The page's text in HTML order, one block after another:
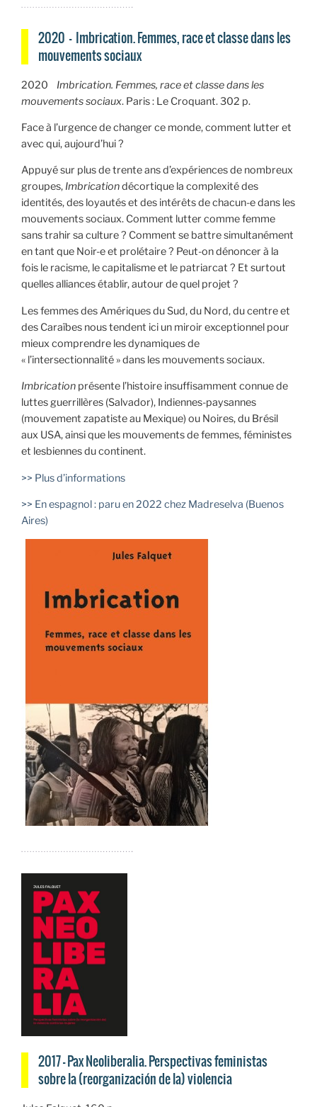
2020 — Imbrication. Femmes, race et classe dans les
mouvements sociaux
2020 Imbrication. Femmes, race et classe dans les
mouvements sociaux. Paris : Le Croquant. 302 p.
Face à l’urgence de changer ce monde, comment lutter et
avec qui, aujourd’hui ?
Appuyé sur plus de trente ans d’expériences de nombreux
groupes, Imbricationdécortique la complexité des
identités, des loyautés et des intérêts de chacun-e dans les
mouvements sociaux. Comment lutter comme femme
sans trahir sa culture ? Comment se battre simultanément
en tant que Noir-e et prolétaire ? Peut-on dénoncer à la
fois le racisme, le capitalisme et le patriarcat ? Et surtout
quelles alliances établir, autour de quel projet ?
Les femmes des Amériques du Sud, du Nord, du centre et
des Caraïbes nous tendent ici un miroir exceptionnel pour
mieux comprendre les dynamiques de
« l’intersectionnalité » dans les mouvements sociaux.
Imbrication présente l’histoire insuffisamment connue de
luttes guerrillères (Salvador), Indiennes-paysannes
(mouvement zapatiste au Mexique) ou Noires, du Brésil
aux USA, ainsi que les mouvements de femmes, féministes
et lesbiennes du continent.
>> Plus d’informations
>> En espagnol : paru en 2022 chez Madreselva (Buenos
Aires)
2017 — Pax Neoliberalia. Perspectivas feministas
sobre la (reorganización de la) violencia